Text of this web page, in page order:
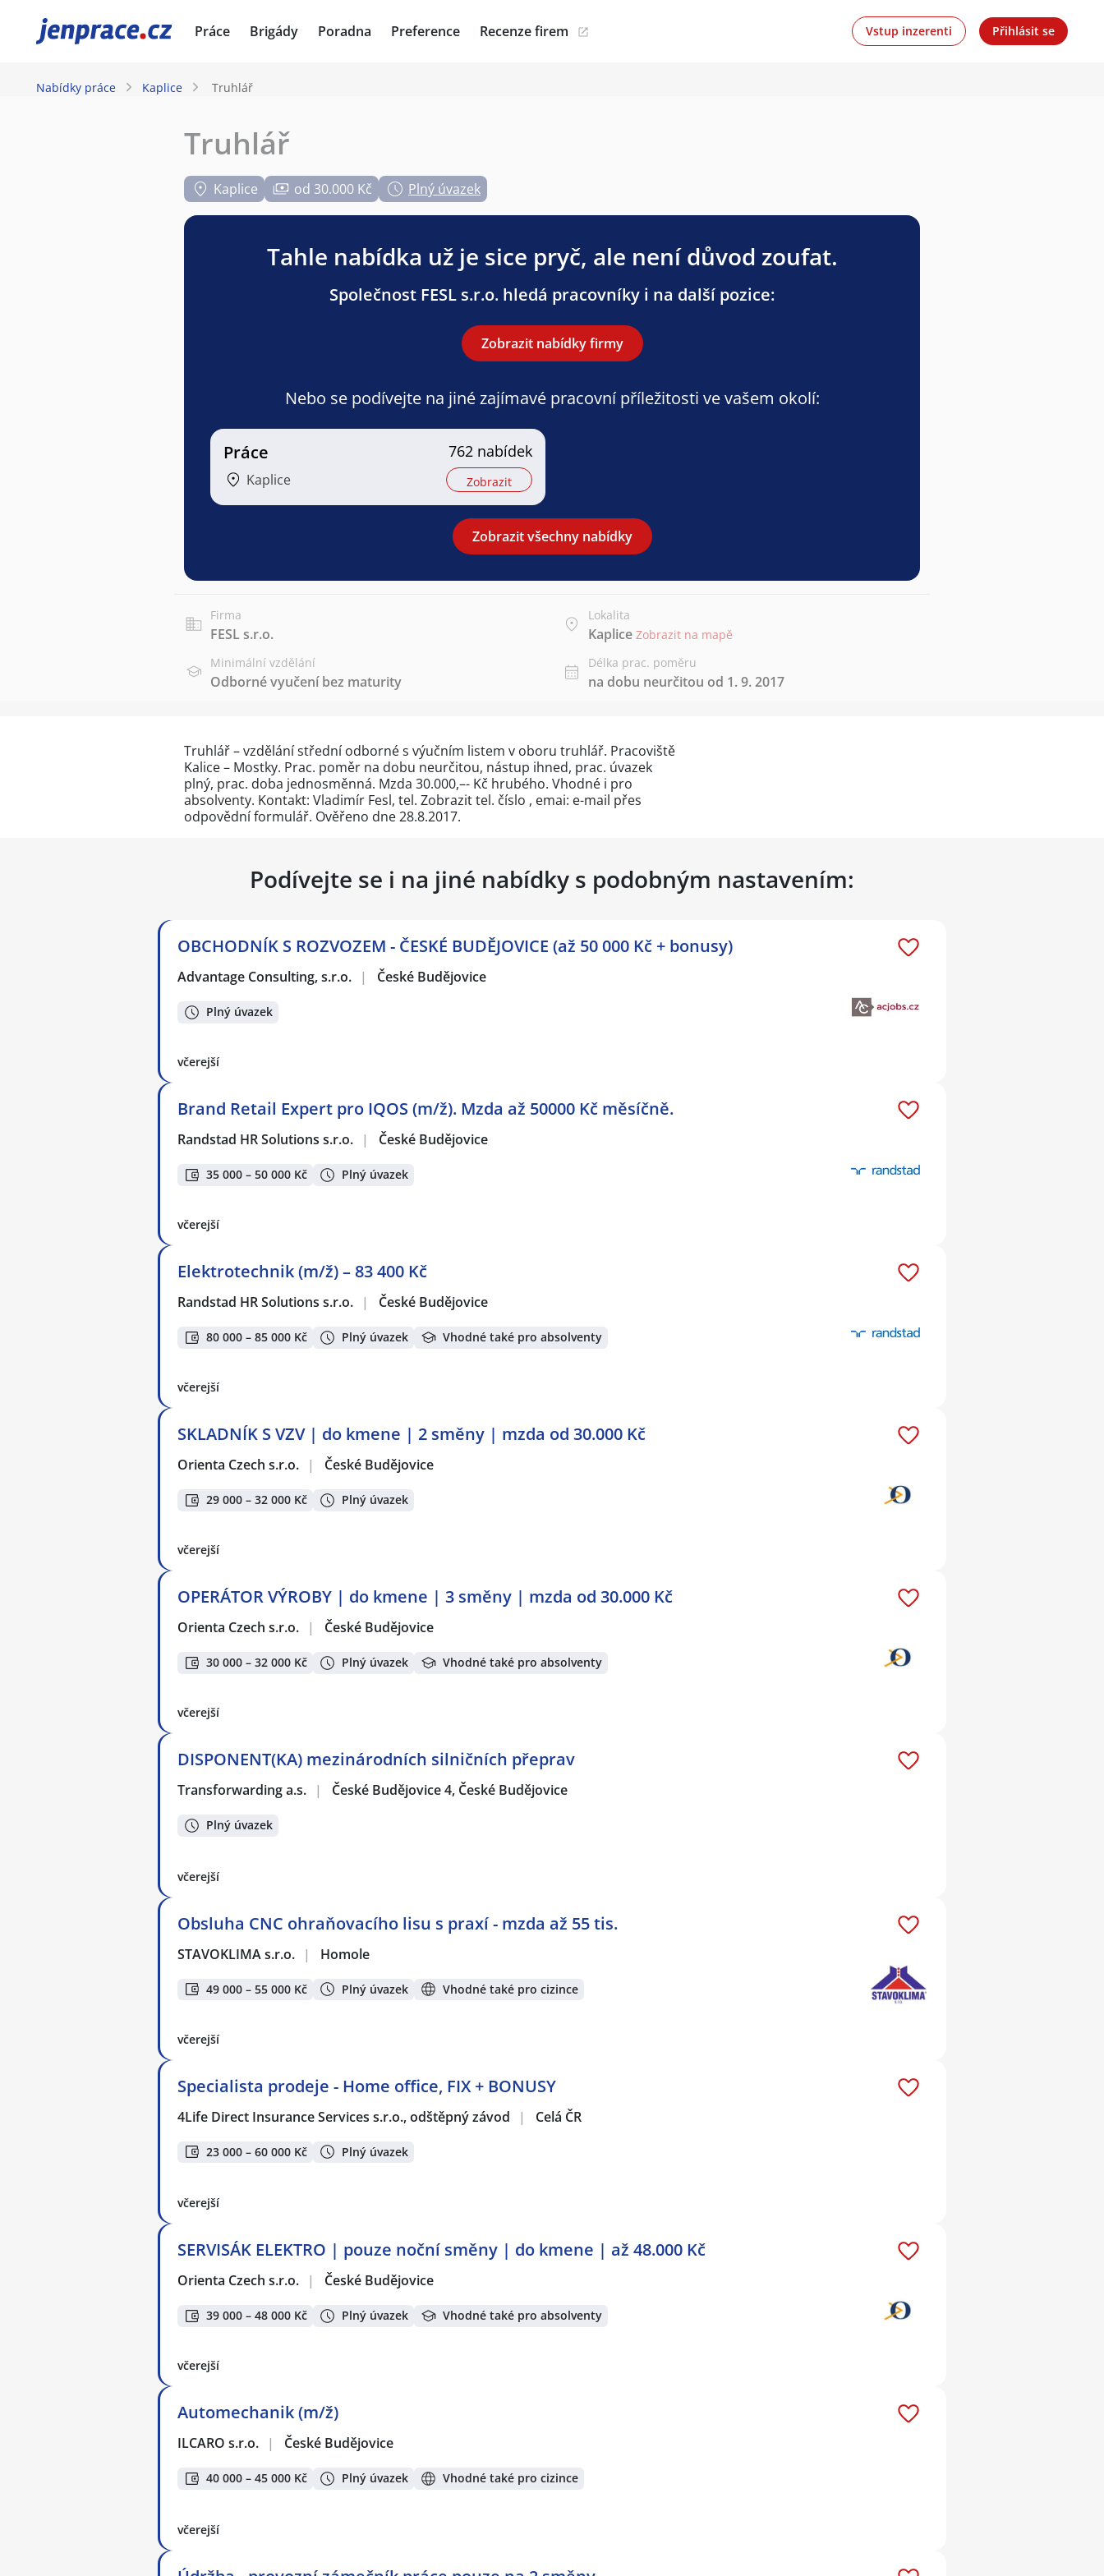
JenPráce.cz Práce Brigády Poradna Preference Recenze firem Vstup inzerenti Přihlásit se
Nabídky práce Kaplice Truhlář
Truhlář
Kaplice od 30.000 Kč Plný úvazek
Tahle nabídka už je sice pryč, ale není důvod zoufat.
Společnost FESL s.r.o. hledá pracovníky i na další pozice:
Zobrazit nabídky firmy
Nebo se podívejte na jiné zajímavé pracovní příležitosti ve vašem okolí:
Práce
Kaplice
762 nabídek
Zobrazit
Zobrazit všechny nabídky
Firma
FESL s.r.o.
Lokalita
Kaplice Zobrazit na mapě
Minimální vzdělání
Odborné vyučení bez maturity
Délka prac. poměru
na dobu neurčitou od 1. 9. 2017
Truhlář – vzdělání střední odborné s výučním listem v oboru truhlář. Pracoviště
Kalice – Mostky. Prac. poměr na dobu neurčitou, nástup ihned, prac. úvazek
plný, prac. doba jednosměnná. Mzda 30.000,–- Kč hrubého. Vhodné i pro
absolventy. Kontakt: Vladimír Fesl, tel. Zobrazit tel. číslo , emai: e-mail přes
odpovědní formulář. Ověřeno dne 28.8.2017.
Podívejte se i na jiné nabídky s podobným nastavením:
OBCHODNÍK S ROZVOZEM - ČESKÉ BUDĚJOVICE (až 50 000 Kč + bonusy)
Advantage Consulting, s.r.o. | České Budějovice
Plný úvazek
včerejší
Brand Retail Expert pro IQOS (m/ž). Mzda až 50000 Kč měsíčně.
Randstad HR Solutions s.r.o. | České Budějovice
35 000 – 50 000 Kč Plný úvazek
včerejší
Elektrotechnik (m/ž) – 83 400 Kč
Randstad HR Solutions s.r.o. | České Budějovice
80 000 – 85 000 Kč Plný úvazek Vhodné také pro absolventy
včerejší
SKLADNÍK S VZV | do kmene | 2 směny | mzda od 30.000 Kč
Orienta Czech s.r.o. | České Budějovice
29 000 – 32 000 Kč Plný úvazek
včerejší
OPERÁTOR VÝROBY | do kmene | 3 směny | mzda od 30.000 Kč
Orienta Czech s.r.o. | České Budějovice
30 000 – 32 000 Kč Plný úvazek Vhodné také pro absolventy
včerejší
DISPONENT(KA) mezinárodních silničních přeprav
Transforwarding a.s. | České Budějovice 4, České Budějovice
Plný úvazek
včerejší
Obsluha CNC ohraňovacího lisu s praxí - mzda až 55 tis.
STAVOKLIMA s.r.o. | Homole
49 000 – 55 000 Kč Plný úvazek Vhodné také pro cizince
včerejší
Specialista prodeje - Home office, FIX + BONUSY
4Life Direct Insurance Services s.r.o., odštěpný závod | Celá ČR
23 000 – 60 000 Kč Plný úvazek
včerejší
SERVISÁK ELEKTRO | pouze noční směny | do kmene | až 48.000 Kč
Orienta Czech s.r.o. | České Budějovice
39 000 – 48 000 Kč Plný úvazek Vhodné také pro absolventy
včerejší
Automechanik (m/ž)
ILCARO s.r.o. | České Budějovice
40 000 – 45 000 Kč Plný úvazek Vhodné také pro cizince
včerejší